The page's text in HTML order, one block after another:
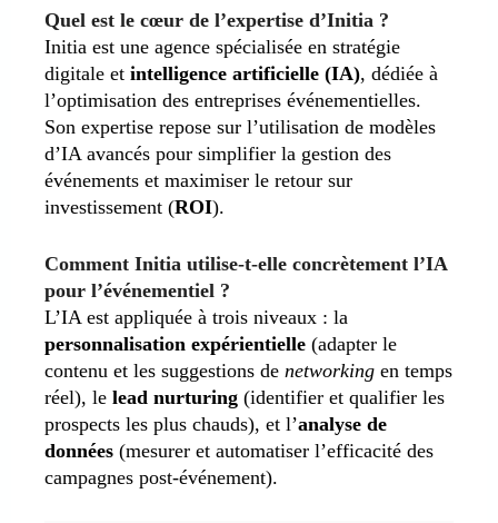
Quel est le cœur de l’expertise d’Initia ?
Initia est une agence spécialisée en stratégie
digitale et intelligence artificielle (IA), dédiée à
l’optimisation des entreprises événementielles.
Son expertise repose sur l’utilisation de modèles
d’IA avancés pour simplifier la gestion des
événements et maximiser le retour sur
investissement (ROI).
Comment Initia utilise-t-elle concrètement l’IA
pour l’événementiel ?
L’IA est appliquée à trois niveaux : la
personnalisation expérientielle (adapter le
contenu et les suggestions de networking en temps
réel), le lead nurturing (identifier et qualifier les
prospects les plus chauds), et l’analyse de
données (mesurer et automatiser l’efficacité des
campagnes post-événement).